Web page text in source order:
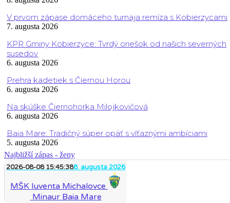
V prvom zápase domáceho turnaja remíza s Kobierzycami
7. augusta 2026
KPR Gminy Kobierzyce: Tvrdý oriešok od našich severných
susedov
6. augusta 2026
Prehra kadetiek s Čiernou Horou
6. augusta 2026
Na skúške Čiernohorka Milojkovičová
6. augusta 2026
Baia Mare: Tradičný súper opäť s víťaznými ambíciami
5. augusta 2026
Najbližší zápas - ženy
2026-08-08 15:45:388. augusta 2026
MŠK Iuventa Michalovce
Minaur Baia Mare